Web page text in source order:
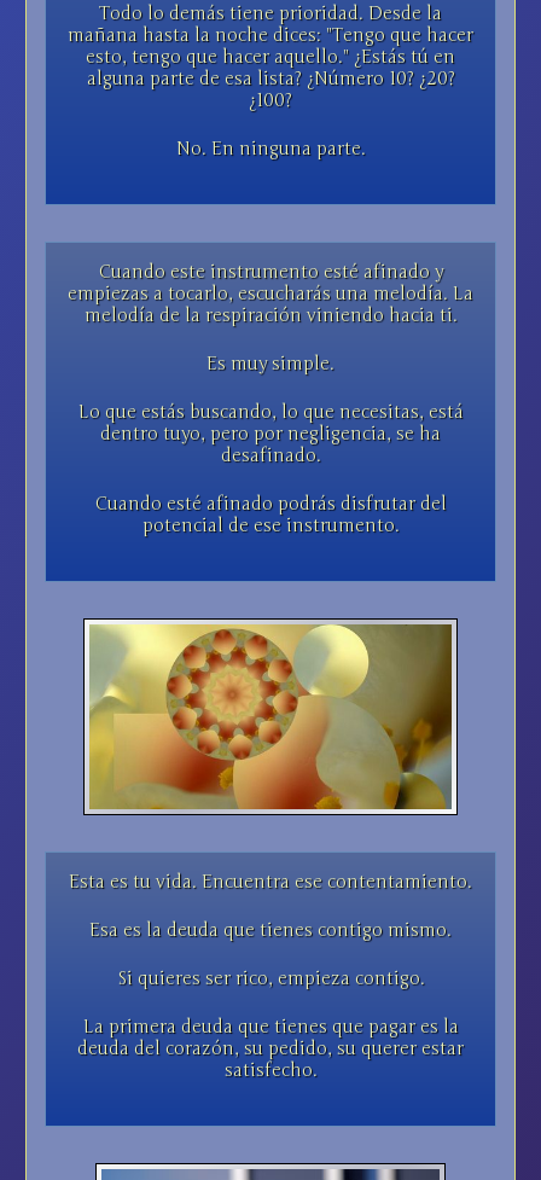
Todo lo demás tiene prioridad. Desde la
mañana hasta la noche dices: "Tengo que hacer
esto, tengo que hacer aquello." ¿Estás tú en
alguna parte de esa lista? ¿Número 10? ¿20?
¿100?
No. En ninguna parte.
Cuando este instrumento esté afinado y
empiezas a tocarlo, escucharás una melodía. La
melodía de la respiración viniendo hacia ti.
Es muy simple.
Lo que estás buscando, lo que necesitas, está
dentro tuyo, pero por negligencia, se ha
desafinado.
Cuando esté afinado podrás disfrutar del
potencial de ese instrumento.
Esta es tu vida. Encuentra ese contentamiento.
Esa es la deuda que tienes contigo mismo.
Si quieres ser rico, empieza contigo.
La primera deuda que tienes que pagar es la
deuda del corazón, su pedido, su querer estar
satisfecho.